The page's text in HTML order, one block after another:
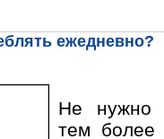
ежедневно?
Не нужно
тем более